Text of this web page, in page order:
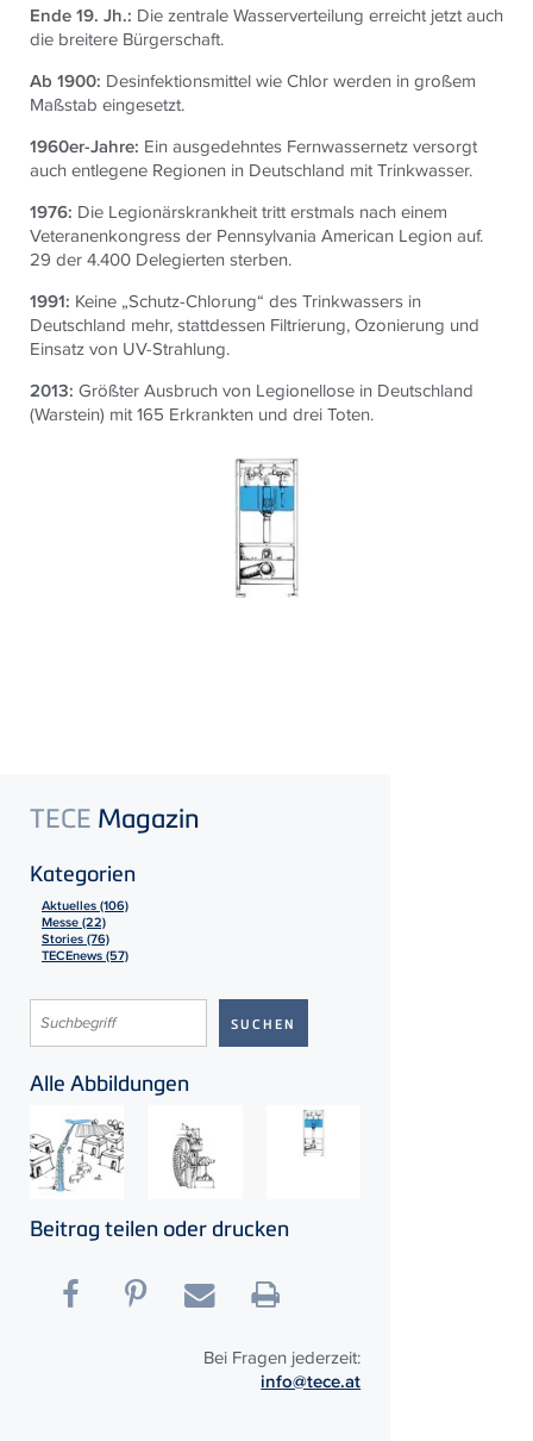
Ende 19. Jh.: Die zentrale Wasserverteilung erreicht jetzt auch
die breitere Bürgerschaft.
Ab 1900: Desinfektionsmittel wie Chlor werden in großem
Maßstab eingesetzt.
1960er-Jahre: Ein ausgedehntes Fernwassernetz versorgt
auch entlegene Regionen in Deutschland mit Trinkwasser.
1976: Die Legionärskrankheit tritt erstmals nach einem
Veteranenkongress der Pennsylvania American Legion auf.
29 der 4.400 Delegierten sterben.
1991: Keine „Schutz-Chlorung“ des Trinkwassers in
Deutschland mehr, stattdessen Filtrierung, Ozonierung und
Einsatz von UV-Strahlung.
2013: Größter Ausbruch von Legionellose in Deutschland
(Warstein) mit 165 Erkrankten und drei Toten.
TECE Magazin
Kategorien
Aktuelles (106)
Messe (22)
Stories (76)
TECEnews (57)
Alle Abbildungen
Beitrag teilen oder drucken
Bei Fragen jederzeit:
info@tece.at